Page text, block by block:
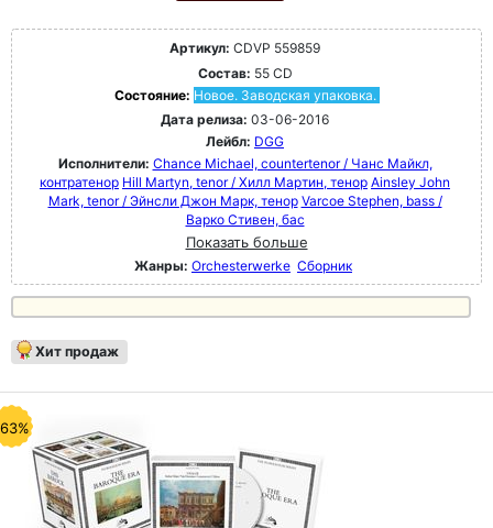
Артикул: CDVP 559859
Состав: 55 CD
Состояние: Новое. Заводская упаковка.
Дата релиза: 03-06-2016
Лейбл: DGG
Исполнители: Chance Michael, countertenor / Чанс Майкл,
контратенор Hill Martyn, tenor / Хилл Мартин, тенор Ainsley John
Mark, tenor / Эйнсли Джон Марк, тенор Varcoe Stephen, bass /
Варко Стивен, бас
Показать больше
Жанры: Orchesterwerke Сборник
Хит продаж